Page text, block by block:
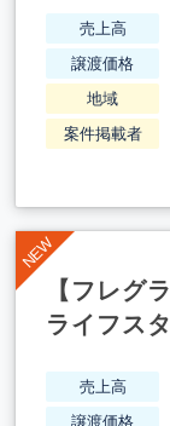
売上高
譲渡価格
地域
案件掲載者
【フレグ
ライフス
売上高
譲渡価格